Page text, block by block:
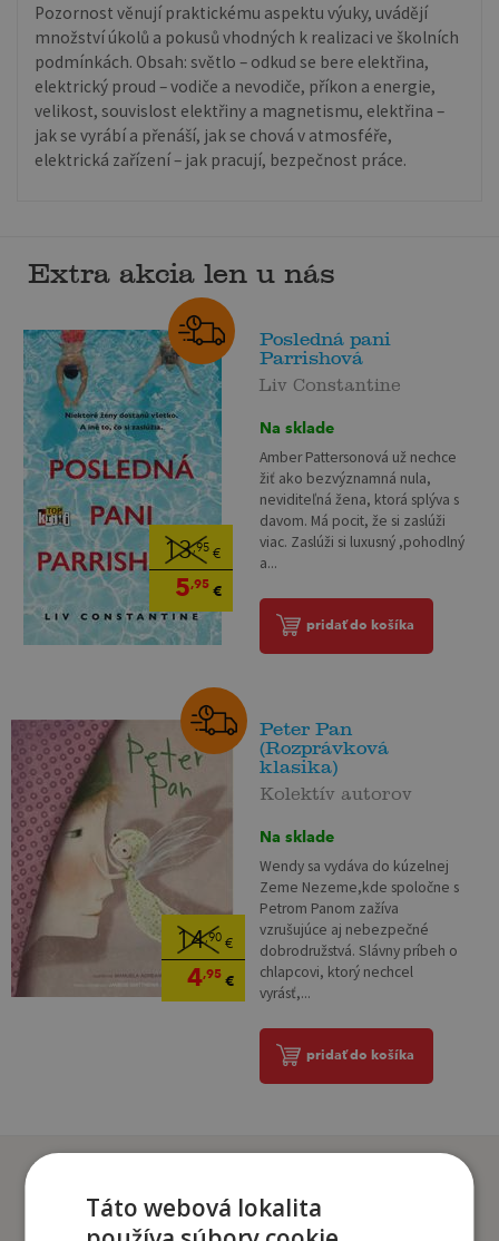
Pozornost věnují praktickému aspektu výuky, uvádějí
množství úkolů a pokusů vhodných k realizaci ve školních
podmínkách. Obsah: světlo – odkud se bere elektřina,
elektrický proud – vodiče a nevodiče, příkon a energie,
velikost, souvislost elektřiny a magnetismu, elektřina –
jak se vyrábí a přenáší, jak se chová v atmosféře,
elektrická zařízení – jak pracují, bezpečnost práce.
Extra akcia len u nás
13,95€
5,95€
Posledná pani
Parrishová
Liv Constantine
Na sklade
Amber Pattersonová už nechce
žiť ako bezvýznamná nula,
neviditeľná žena, ktorá splýva s
davom. Má pocit, že si zaslúži
viac. Zaslúži si luxusný ,pohodlný
a...
pridať do košíka
14,90€
4,95€
Peter Pan
(Rozprávková
klasika)
Kolektív autorov
Na sklade
Wendy sa vydáva do kúzelnej
Zeme Nezeme,kde spoločne s
Petrom Panom zažíva
vzrušujúce aj nebezpečné
dobrodružstvá. Slávny príbeh o
chlapcovi, ktorý nechcel
vyrásť,...
pridať do košíka
Zákazníci, ktorí si kúpili
tento titul si tiež kúpili
Táto webová lokalita